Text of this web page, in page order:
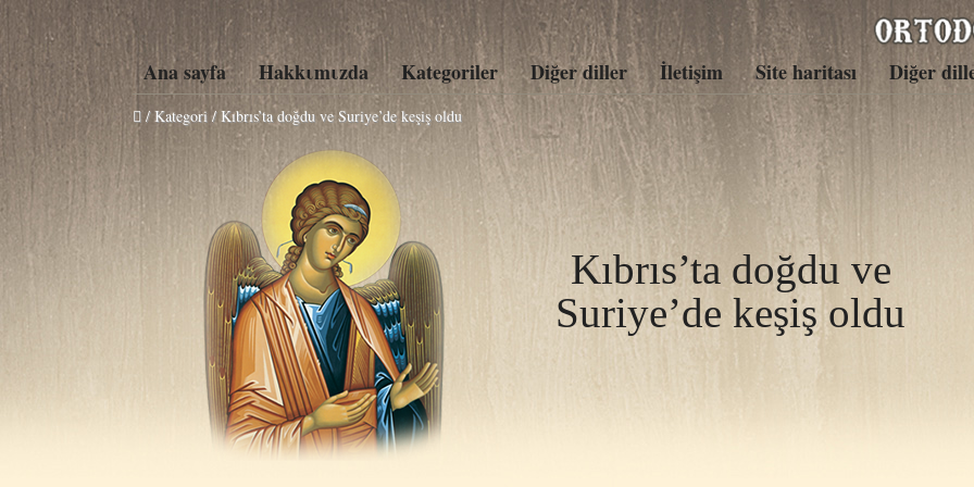
Ana sayfa Hakkιmιzda Kategoriler Diğer diller İletişim Site haritası Diğer
/ Kategori / Kıbrıs’ta doğdu ve Suriye’de keşiş oldu
Kıbrıs’ta doğdu ve
Suriye’de keşiş oldu